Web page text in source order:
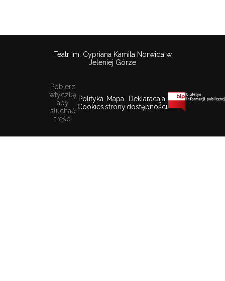
Teatr im. Cypriana Kamila Norwida w
Jeleniej Górze
Pobierz
wtyczkę
aby
słuchać
treści
Polityka
Cookies
Mapa
strony
Deklaracaja
dostępności